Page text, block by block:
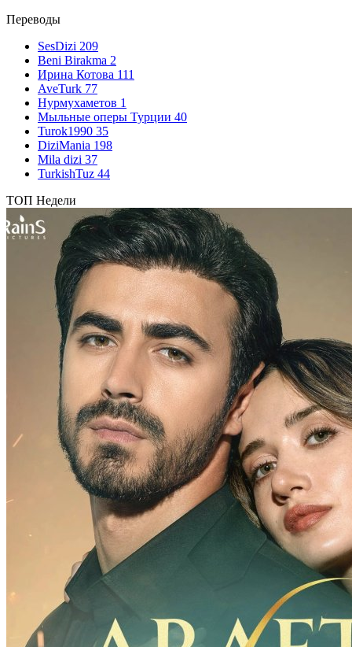
Переводы
SesDizi 209
Beni Birakma 2
Ирина Котова 111
AveTurk 77
Нурмухаметов 1
Мыльные оперы Турции 40
Turok1990 35
DiziMania 198
Mila dizi 37
TurkishTuz 44
ТОП Недели